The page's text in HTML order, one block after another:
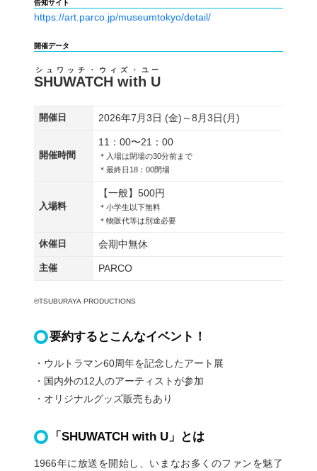
告知サイト
https://art.parco.jp/museumtokyo/detail/
開催データ
SHUWATCH with U
シュワッチ・ウィズ・ユー
開催日 2026年7月3日 (金)～8月3日(月)
開催時間
11：00〜21：00
＊入場は閉場の30分前まで
＊最終日18：00閉場
入場料
【一般】500円
＊小学生以下無料
＊物販代等は別途必要
休催日 会期中無休
主催 PARCO
​©TSUBURAYA PRODUCTIONS
要約するとこんなイベント！
・ウルトラマン60周年を記念したアート展
・国内外の12人のアーティストが参加
・オリジナルグッズ販売もあり
「SHUWATCH with U」とは
1966年に放送を開始し、いまなお多くのファンを魅了